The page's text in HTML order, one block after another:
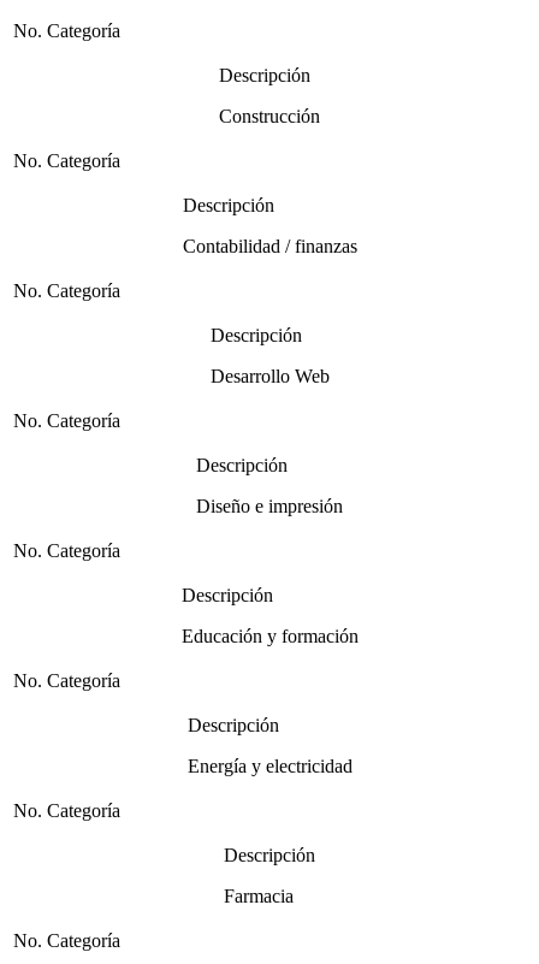
No. Categoría
Descripción
Construcción
No. Categoría
Descripción
Contabilidad / finanzas
No. Categoría
Descripción
Desarrollo Web
No. Categoría
Descripción
Diseño e impresión
No. Categoría
Descripción
Educación y formación
No. Categoría
Descripción
Energía y electricidad
No. Categoría
Descripción
Farmacia
No. Categoría